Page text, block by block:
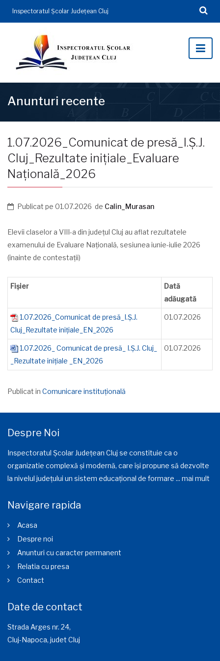
Inspectoratul Şcolar Județean Cluj
Anunturi recente
1.07.2026_Comunicat de presă_I.Ș.J.
Cluj_Rezultate inițiale_Evaluare
Națională_2026
Publicat pe 01.07.2026 de Calin_Murasan
Elevii claselor a VIII-a din județul Cluj au aflat rezultatele
examenului de Evaluare Națională, sesiunea iunie-iulie 2026
(înainte de contestații)
Fișier
Dată
adăugată
1.07.2026_Comunicat de presă_I.Ș.J.
Cluj_Rezultate inițiale_EN_2026
01.07.2026
1.07.2026_ Comunicat de presă_ I.Ș.J. Cluj_
_Rezultate inițiale _EN_2026
01.07.2026
Publicat in Comunicare instituțională
Despre Noi
Inspectoratul Școlar Județean Cluj se constituie ca o
organizatie complexă și modernă, care își propune să dezvolte
la nivelul județului un sistem educațional de formare ... mai mult
Navigare rapida
Acasa
Despre noi
Anunturi cu caracter permanent
Relatia cu presa
Contact
Date de contact
Strada Arges nr. 24,
Cluj-Napoca, judet Cluj